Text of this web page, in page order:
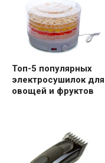
Топ-5 популярных
электросушилок для
овощей и фруктов